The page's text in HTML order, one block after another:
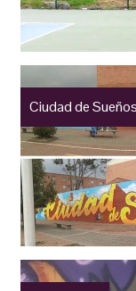
Ciudad de Sueños